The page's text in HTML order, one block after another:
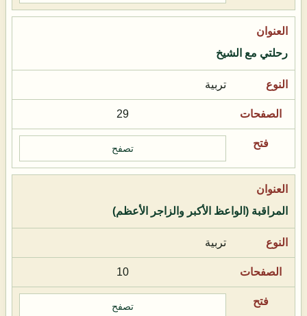
رحلتي مع الشيخ
تربية
29
تصفح
المراقبة (الواعظ الأكبر والزاجر الأعظم)
تربية
10
تصفح